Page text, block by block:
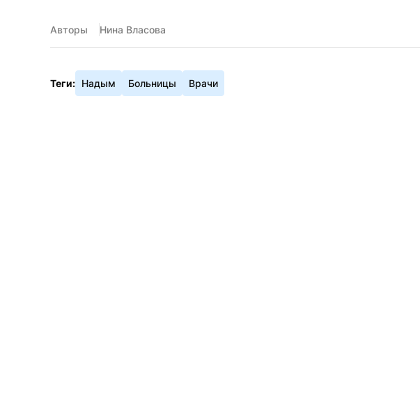
Авторы Нина Власова
Теги: Надым Больницы Врачи